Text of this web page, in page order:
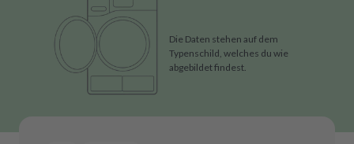
Die Daten stehen auf dem
Typenschild, welches du wie
abgebildet findest.